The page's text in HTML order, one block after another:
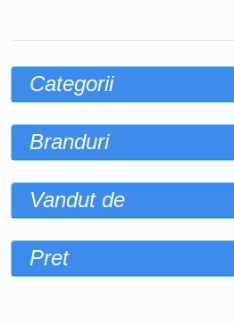
Categorii
Branduri
Vandut de
Pret